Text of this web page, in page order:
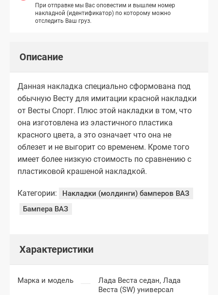
При отправке мы Вас оповестим и вышлем номер
накладной (идентификатор) по которому можно
отследить Ваш груз.
Описание
Данная накладка специально сформована под
обычную Весту для имитации красной накладки
от Весты Спорт. Плюс этой накладки в том, что
она изготовлена из эластичного пластика
красного цвета, а это означает что она не
облезет и не выгорит со временем. Кроме того
имеет более низкую стоимость по сравнению с
пластиковой крашеной накладкой.
Категории:
Накладки (молдинги) бамперов ВАЗ
Бампера ВАЗ
Характеристики
Марка и модель Лада Веста седан,Лада
Веста (SW) универсал